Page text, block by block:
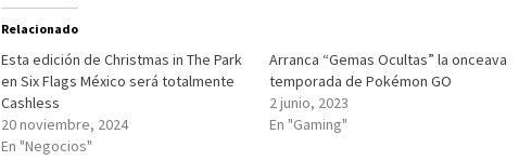
Relacionado
Esta edición de Christmas in The Park
en Six Flags México será totalmente
Cashless
20 noviembre, 2024
En "Negocios"
Arranca “Gemas Ocultas” la onceava
temporada de Pokémon GO
2 junio, 2023
En "Gaming"